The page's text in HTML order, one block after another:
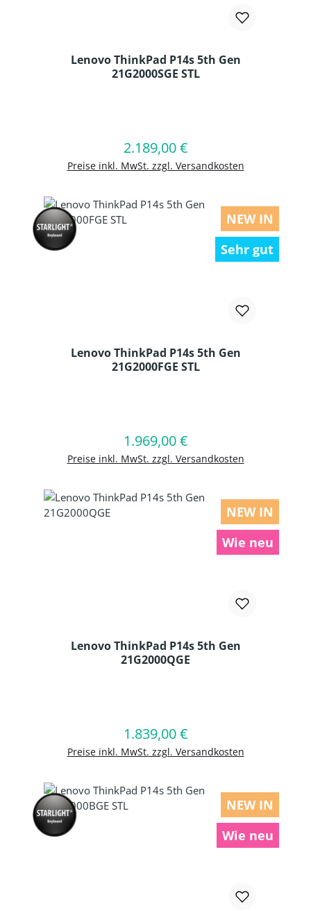
Lenovo ThinkPad P14s 5th Gen
21G2000SGE STL
Regulärer Preis:
2.189,00 €
Preise inkl. MwSt. zzgl. Versandkosten
In den Warenkorb
NEW IN
Sehr gut
Lenovo ThinkPad P14s 5th Gen
21G2000FGE STL
Regulärer Preis:
1.969,00 €
Preise inkl. MwSt. zzgl. Versandkosten
In den Warenkorb
NEW IN
Wie neu
Lenovo ThinkPad P14s 5th Gen
21G2000QGE
Regulärer Preis:
1.839,00 €
Preise inkl. MwSt. zzgl. Versandkosten
In den Warenkorb
NEW IN
Wie neu